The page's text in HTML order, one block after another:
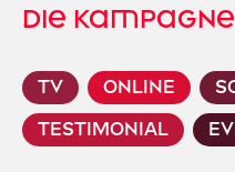
die
TV ONLINE
TESTIMONIAL